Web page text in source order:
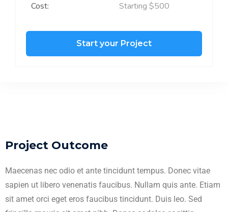
Cost: Starting $500
Start your Project
Project Outcome
Maecenas nec odio et ante tincidunt tempus. Donec vitae
sapien ut libero venenatis faucibus. Nullam quis ante. Etiam
sit amet orci eget eros faucibus tincidunt. Duis leo. Sed